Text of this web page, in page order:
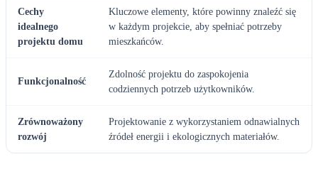
Cechy
idealnego
projektu domu
Kluczowe elementy, które powinny znaleźć się
w każdym projekcie, aby spełniać potrzeby
mieszkańców.
Funkcjonalność
Zdolność projektu do zaspokojenia
codziennych potrzeb użytkowników.
Zrównoważony
rozwój
Projektowanie z wykorzystaniem odnawialnych
źródeł energii i ekologicznych materiałów.